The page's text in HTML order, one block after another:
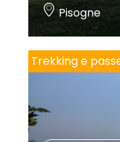
Pisogne
Trekking e